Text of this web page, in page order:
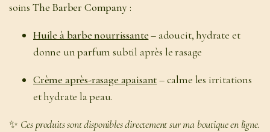
soins The Barber Company:
Huile à barbe nourrissante– adoucit, hydrate et
donne un parfum subtil après le rasage
Crème après-rasage apaisant– calme les irritations
et hydrate la peau.
✨ Ces produits sont disponibles directement sur ma boutique en ligne.